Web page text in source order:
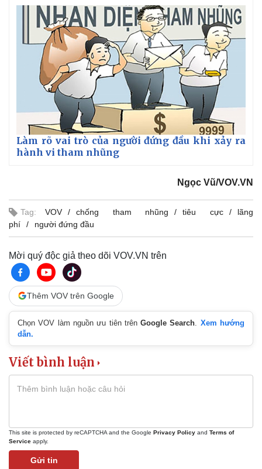
Tư vấn luật
Phân tích
Làm rõ vai trò của người đứng đầu khi xảy ra
hành vi tham nhũng
Ngọc Vũ/VOV.VN
Tag: VOV chống tham nhũng tiêu cực
lãng
phí
người đứng đầu
Mời quý độc giả theo dõi VOV.VN trên
Thêm VOV trên Google
Chọn VOV làm nguồn ưu tiên trênGoogle Search
Xem hướng
dẫn.
Viết bình luận
This site is protected by reCAPTCHA and the Google Privacy Policy and Terms of
Service apply.
Gửi tin